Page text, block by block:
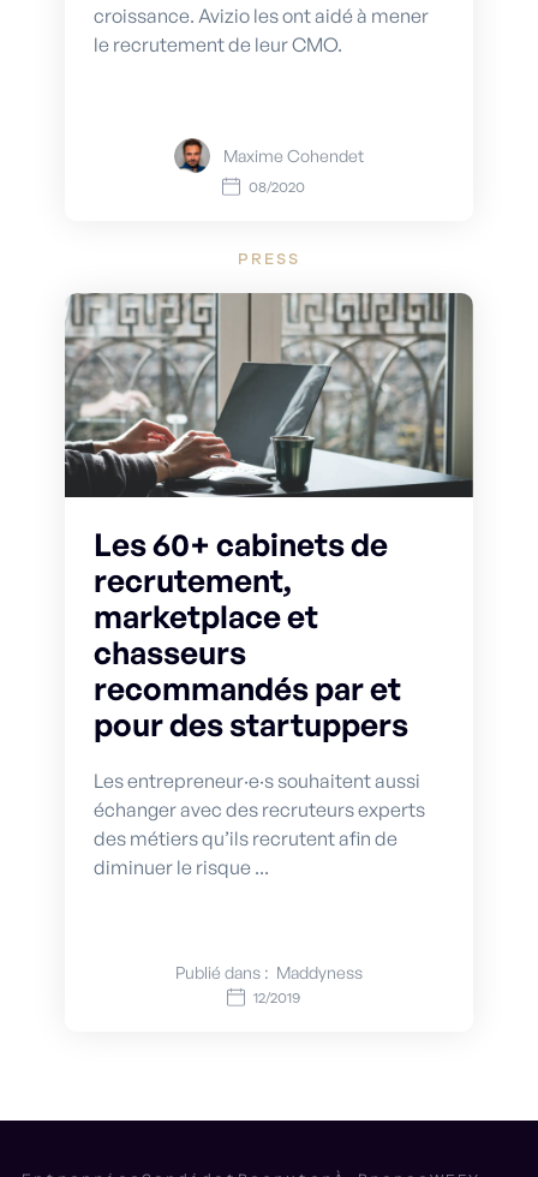
croissance. Avizio les ont aidé à mener
le recrutement de leur CMO.
Maxime Cohendet
08/2020
PRESS
Les 60+ cabinets de
recrutement,
marketplace et
chasseurs
recommandés par et
pour des startuppers
Les entrepreneur·e·s souhaitent aussi
échanger avec des recruteurs experts
des métiers qu’ils recrutent afin de
diminuer le risque ...
Publié dans : Maddyness
12/2019